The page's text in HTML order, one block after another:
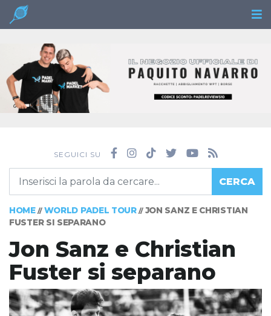
SEGUICI SU
CERCA
HOME// WORLD PADEL TOUR// JON SANZ E CHRISTIAN
FUSTER SI SEPARANO
Jon Sanz e Christian
Fuster si separano